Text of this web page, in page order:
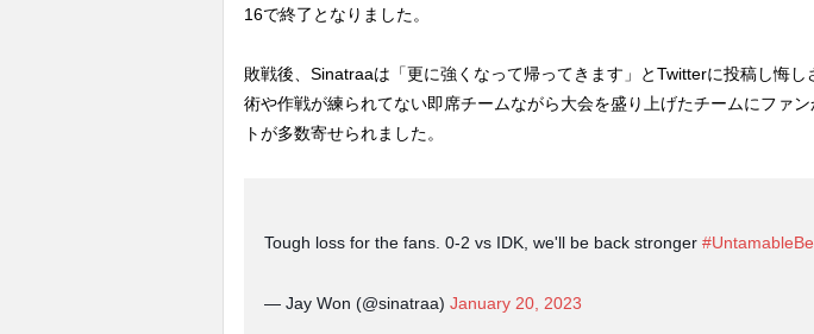
16で終了となりました。
敗戦後、Sinatraaは「更に強くなって帰ってきます」とTwitterに投稿し悔し
術や作戦が練られてない即席チームながら大会を盛り上げたチームにファ
トが多数寄せられました。
Tough loss for the fans. 0-2 vs IDK, we'll be back stronger
— Jay Won (@sinatraa) January 20, 2023